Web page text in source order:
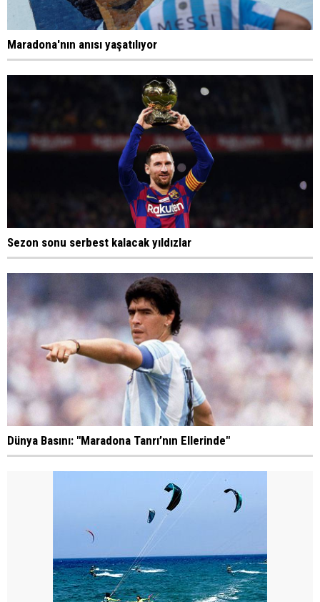
Maradona'nın anısı yaşatılıyor
Sezon sonu serbest kalacak yıldızlar
Dünya Basını: "Maradona Tanrı’nın Ellerinde"